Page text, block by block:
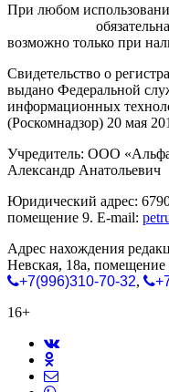
При любом
возможно только при
Свидетельство о
выдано Федеральной
информационных
(Роскомнадзор) 20 мая
Учредитель: ООО
Александр Анатольевич
Юридический адрес:
помещение 9. E-mail:
Адрес нахождения
Невская, 18а, помещение
+7(996)310-70-32,
16+